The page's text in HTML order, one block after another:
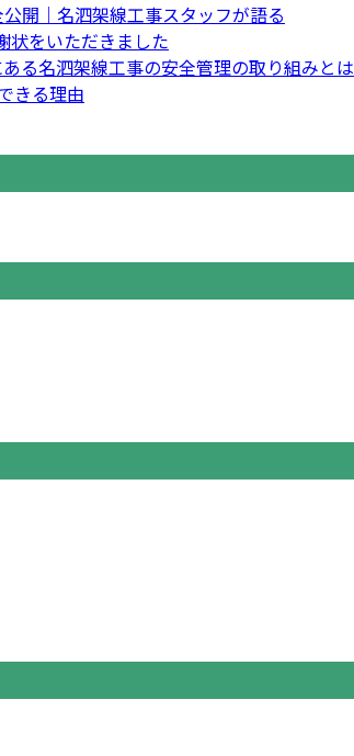
開｜名泗架線工事スタッフが語る
状をいただきました
る名泗架線工事の安全管理の取り組みとは
きる理由